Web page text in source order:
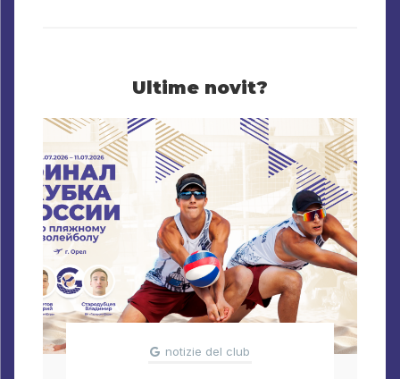
Ultime novit?
notizie del club